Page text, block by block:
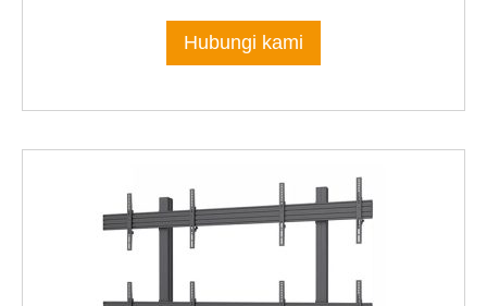
Hubungi kami